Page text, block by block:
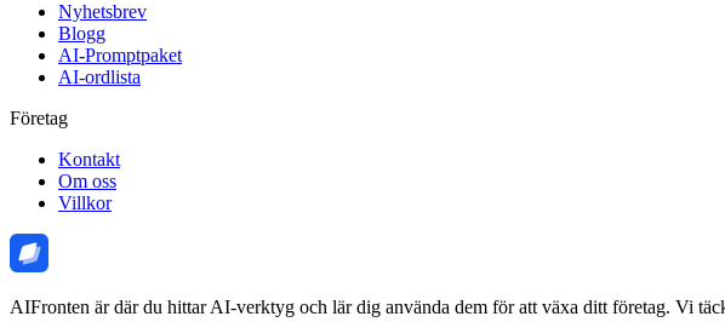
Nyhetsbrev
Blogg
AI-Promptpaket
AI-ordlista
Företag
Kontakt
Om oss
Villkor
AIFronten är där du hittar AI-verktyg och lär dig använda dem för att växa ditt företag. Vi